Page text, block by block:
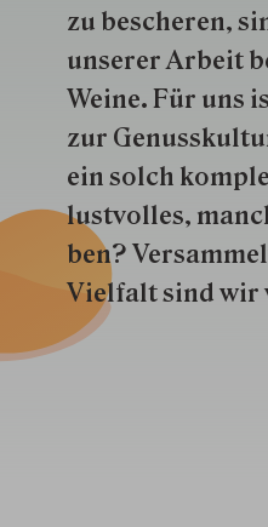
zu besche­ren,
unserer Arbeit
Weine. Für uns
zur
ein solch
lustvolles,
ben?
Vielfalt sind wir